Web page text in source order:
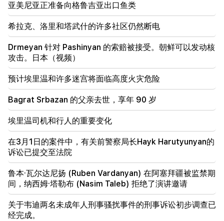
20:56 重要的
谨防旨在窃取银行详细信息的虚假页面和在线诈骗（照
片）
20:41
委员会已接受亚美尼亚与美国TRIPP协议的合宪性问题
20:30
美国正在为核战争做准备：新的逮捕和镇压（视频）
莱比锡机场的“带有未知爆炸装置的无人机”。调查已
经开始
亚美尼亚正准备向格鲁吉亚出口鱼类
希拉克、洛里和塔武什的许多社区仍然断电
Drmeyan 针对 Pashinyan 的索赔被接受。朝鲜可以发动核
攻击。日本（视频）
预计埃里温和许多迷宫将面临高度火灾危险
Bagrat Srbazan 的父亲去世，享年 90 岁
埃里温司机和行人的重要变化
在3月1日的案件中，有关前警察局长Hayk Harutyunyan的
诉讼已提交至法院
鲁本·瓦尔达尼扬 (Ruben Vardanyan) 在阿塞拜疆被监禁期
间，纳西姆·塔勒布 (Nasim Taleb) 拒绝了演讲邀请
关于韦迪两名未成年人刑事骚扰事件的刑事诉讼初步调查已
经完成。